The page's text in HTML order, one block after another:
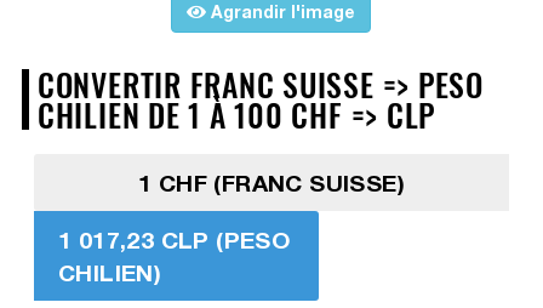
Agrandir l'image
CONVERTIR FRANC SUISSE => PESO
CHILIEN DE 1 À 100 CHF => CLP
1 CHF (FRANC SUISSE)
1 017,23 CLP (PESO
CHILIEN)